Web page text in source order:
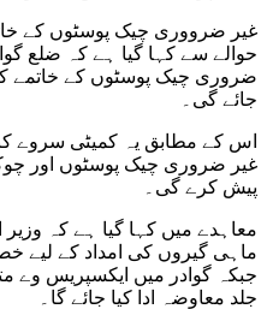
غیر ضرووری چیک پوسٹوں کے
حوالے سے کہا گیا ہے کہ ضلع
ضروری چیک پوسٹوں کے خاتمے
جائے گی۔
اس کے مطابق یہ کمیٹی سروے
غیر ضروری چیک پوسٹوں اور
پیش کرے گی۔
معاہدے میں کہا گیا ہے کہ
ماہی گیروں کی امداد کے لیے
جبکہ گوادر میں ایکسپریس وے
جلد معاوضہ ادا کیا جائے گا۔